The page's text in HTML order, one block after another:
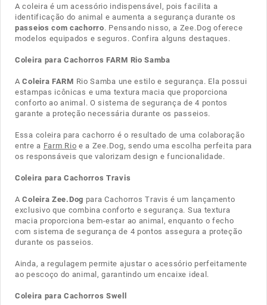
A coleira é um acessório indispensável, pois facilita a
identificação do animal e aumenta a segurança durante os
passeios com cachorro. Pensando nisso, a Zee.Dog oferece
modelos equipados e seguros. Confira alguns destaques.
Coleira para Cachorros FARM Rio Samba
AColeira FARM Rio Samba une estilo e segurança. Ela possui
estampas icônicas e uma textura macia que proporciona
conforto ao animal. O sistema de segurança de 4 pontos
garante a proteção necessária durante os passeios.
Essa coleira para cachorro é o resultado de uma colaboração
entre a Farm Rio e a Zee.Dog, sendo uma escolha perfeita para
os responsáveis que valorizam design e funcionalidade.
Coleira para Cachorros Travis
AColeira Zee.Dog para Cachorros Travis é um lançamento
exclusivo que combina conforto e segurança. Sua textura
macia proporciona bem-estar ao animal, enquanto o fecho
com sistema de segurança de 4 pontos assegura a proteção
durante os passeios.
Ainda, a regulagem permite ajustar o acessório perfeitamente
ao pescoço do animal, garantindo um encaixe ideal.
Coleira para Cachorros Swell